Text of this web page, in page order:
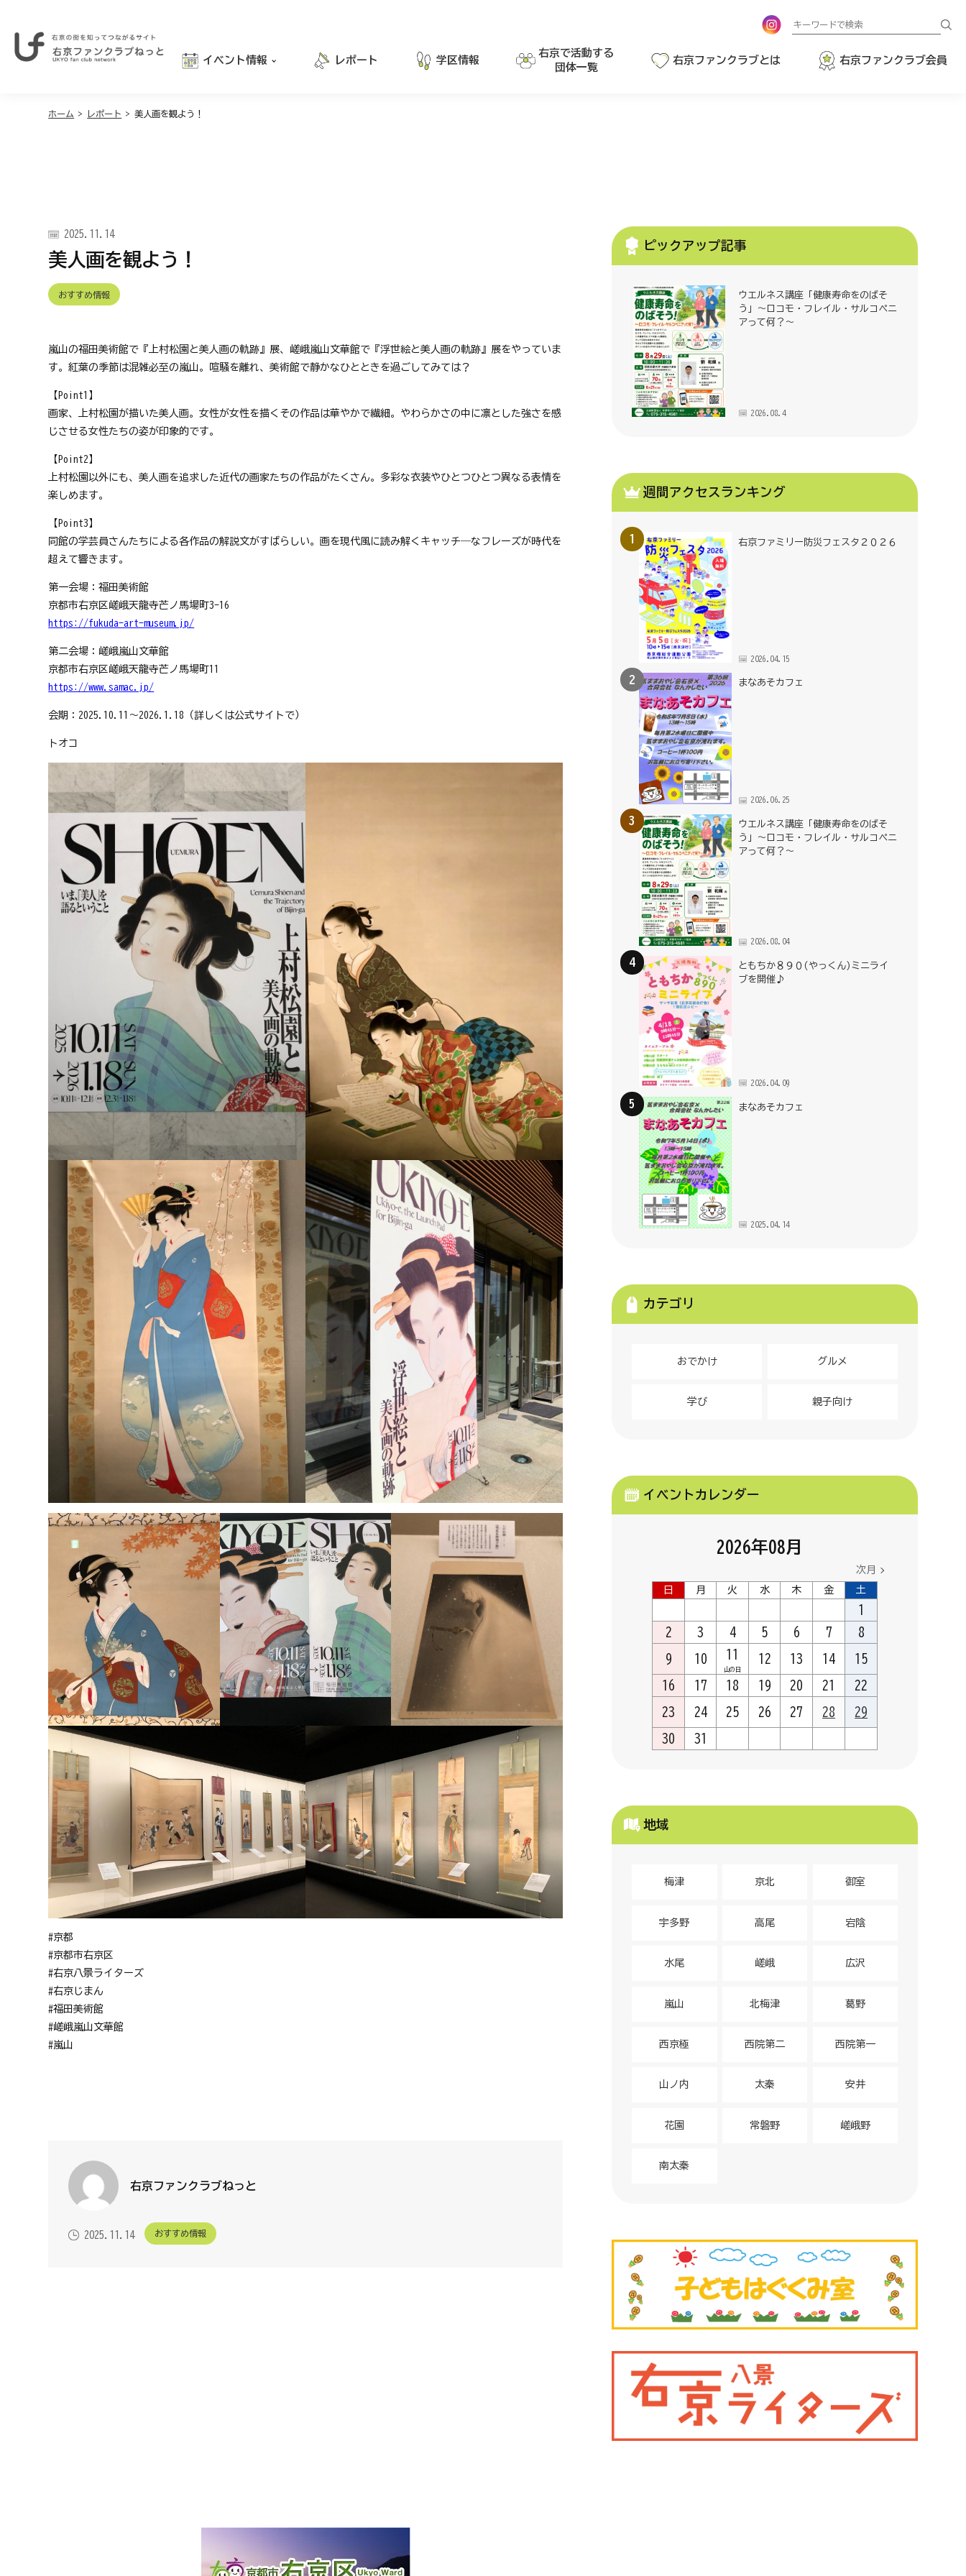
イベント情報
グルメ
レポート 学区情報
右京で活動する
団体一覧
右京ファンクラブとは 右京ファンクラブ会員
ホーム > レポート >美人画を観よう！
2025.11.14
美人画を観よう！
おすすめ情報
嵐山の福田美術館で『上村松園と美人画の軌跡』展、嵯峨嵐山文華館で『浮世絵と美人画の軌跡』展をやっていま
す。紅葉の季節は混雑必至の嵐山。喧騒を離れ、美術館で静かなひとときを過ごしてみては？
【Point1】
画家、上村松園が描いた美人画。女性が女性を描くその作品は華やかで繊細。やわらかさの中に凛とした強さを感
じさせる女性たちの姿が印象的です。
【Point2】
上村松園以外にも、美人画を追求した近代の画家たちの作品がたくさん。多彩な衣装やひとつひとつ異なる表情を
楽しめます。
【Point3】
同館の学芸員さんたちによる各作品の解説文がすばらしい。画を現代風に読み解くキャッチ―なフレーズが時代を
超えて響きます。
第一会場：福田美術館
京都市右京区嵯峨天龍寺芒ノ馬場町3-16
https://fukuda-art-museum.jp/
第二会場：嵯峨嵐山文華館
京都市右京区嵯峨天龍寺芒ノ馬場町11
https://www.samac.jp/
会期：2025.10.11～2026.1.18（詳しくは公式サイトで）
トオコ
#京都
#京都市右京区
#右京八景ライターズ
#右京じまん
#福田美術館
#嵯峨嵐山文華館
#嵐山
右京ファンクラブねっと
2025.11.14 おすすめ情報
ピックアップ記事
ウエルネス講座「健康寿命をのばそ
う」～ロコモ・フレイル・サルコペニ
アって何？～
2026.08.4
週間アクセスランキング
右京ファミリー防災フェスタ２０２６
2026.04.15
まなあそカフェ
2026.06.25
ウエルネス講座「健康寿命をのばそ
う」～ロコモ・フレイル・サルコペニ
アって何？～
2026.08.04
ともちか８９０(やっくん)ミニライ
ブを開催♪
2026.04.09
まなあそカフェ
2025.04.14
カテゴリ
おでかけ グルメ
学び 親子向け
イベントカレンダー
2026年08月
次月
日
月 火 水 木 金 土
1
2
3 4 5 6 7 8
9 10 11
山の日
12 13 14 15
16 17 18 19 20 21 22
23 24 25 26 27 28 29
30 31
地域
梅津 京北 御室
宇多野 高尾 宕陰
水尾 嵯峨 広沢
嵐山 北梅津 葛野
西京極 西院第二 西院第一
山ノ内 太秦 安井
花園 常磐野 嵯峨野
南太秦